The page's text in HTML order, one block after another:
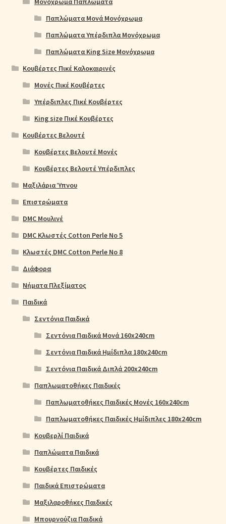
Παπλώματα Μονά Μονόχρωμα
Παπλώματα Υπέρδιπλα Μονόχρωμα
Παπλώματα King Size Μονόχρωμα
Κουβέρτες Πικέ Καλοκαιρινές
Μονές Πικέ Κουβέρτες
Υπέρδιπλες Πικέ Κουβέρτες
King size Πικέ Κουβέρτες
Κουβέρτες Βελουτέ
Κουβέρτες Βελουτέ Μονές
Κουβέρτες Βελουτέ Υπέρδιπλες
Μαξιλάρια Ύπνου
Επιστρώματα
DMC Μουλινέ
DMC Κλωστές Cotton Perle No 5
Κλωστές DMC Cotton Perle No 8
Διάφορα
Νήματα Πλεξίματος
Παιδικά
Σεντόνια Παιδικά
Σεντόνια Παιδικά Μονά 160x240cm
Σεντόνια Παιδικά Ημίδιπλα 180x240cm
Σεντόνια Παιδικά Διπλά 200x240cm
Παπλωματοθήκες Παιδικές
Παπλωματοθήκες Παιδικές Μονές 160x240cm
Παπλωματοθήκες Παιδικές Ημίδιπλες 180x240cm
Κουβερλί Παιδικά
Παπλώματα Παιδικά
Κουβέρτες Παιδικές
Παιδικά Επιστρώματα
Μαξιλαροθήκες Παιδικές
Μπουρνούζια Παιδικά